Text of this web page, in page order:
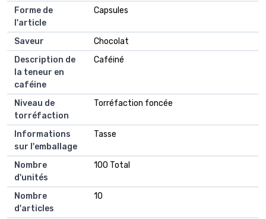
Forme de
l'article
Capsules
Saveur
Chocolat
Description de
la teneur en
caféine
Caféiné
Niveau de
torréfaction
Torréfaction foncée
Informations
sur l'emballage
Tasse
Nombre
d'unités
100 Total
Nombre
d'articles
10